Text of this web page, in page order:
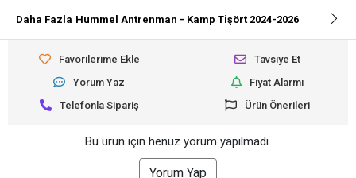
Daha Fazla Hummel Antrenman - Kamp Tişört 2024-2026
Favorilerime Ekle
Tavsiye Et
Yorum Yaz
Fiyat Alarmı
Telefonla Sipariş
Ürün Önerileri
Bu ürün için henüz yorum yapılmadı.
Yorum Yap